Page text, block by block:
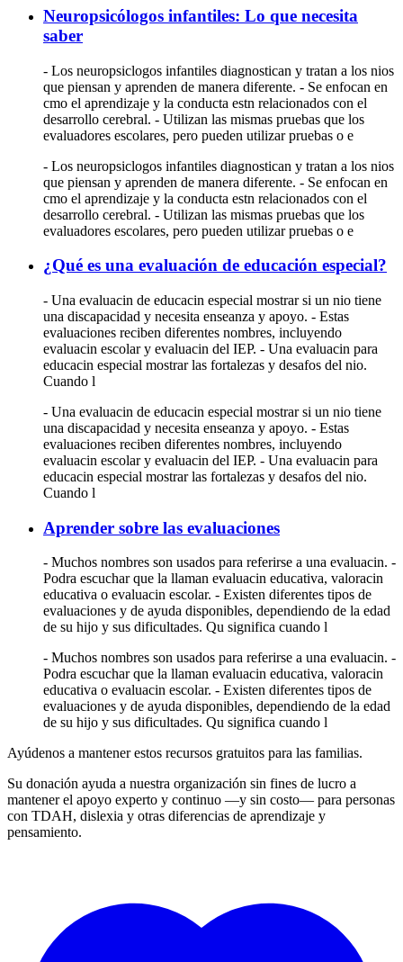
Neuropsicólogos infantiles: Lo que necesita
saber
- Los neuropsiclogos infantiles diagnostican y tratan a los nios
que piensan y aprenden de manera diferente. - Se enfocan en
cmo el aprendizaje y la conducta estn relacionados con el
desarrollo cerebral. - Utilizan las mismas pruebas que los
evaluadores escolares, pero pueden utilizar pruebas o e
- Los neuropsiclogos infantiles diagnostican y tratan a los nios
que piensan y aprenden de manera diferente. - Se enfocan en
cmo el aprendizaje y la conducta estn relacionados con el
desarrollo cerebral. - Utilizan las mismas pruebas que los
evaluadores escolares, pero pueden utilizar pruebas o e
¿Qué es una evaluación de educación especial?
- Una evaluacin de educacin especial mostrar si un nio tiene
una discapacidad y necesita enseanza y apoyo. - Estas
evaluaciones reciben diferentes nombres, incluyendo
evaluacin escolar y evaluacin del IEP. - Una evaluacin para
educacin especial mostrar las fortalezas y desafos del nio.
Cuando l
- Una evaluacin de educacin especial mostrar si un nio tiene
una discapacidad y necesita enseanza y apoyo. - Estas
evaluaciones reciben diferentes nombres, incluyendo
evaluacin escolar y evaluacin del IEP. - Una evaluacin para
educacin especial mostrar las fortalezas y desafos del nio.
Cuando l
Aprender sobre las evaluaciones
- Muchos nombres son usados para referirse a una evaluacin. -
Podra escuchar que la llaman evaluacin educativa, valoracin
educativa o evaluacin escolar. - Existen diferentes tipos de
evaluaciones y de ayuda disponibles, dependiendo de la edad
de su hijo y sus dificultades. Qu significa cuando l
- Muchos nombres son usados para referirse a una evaluacin. -
Podra escuchar que la llaman evaluacin educativa, valoracin
educativa o evaluacin escolar. - Existen diferentes tipos de
evaluaciones y de ayuda disponibles, dependiendo de la edad
de su hijo y sus dificultades. Qu significa cuando l
Ayúdenos a mantener estos recursos gratuitos para las familias.
Su donación ayuda a nuestra organización sin fines de lucro a
mantener el apoyo experto y continuo —y sin costo— para personas
con TDAH, dislexia y otras diferencias de aprendizaje y
pensamiento.